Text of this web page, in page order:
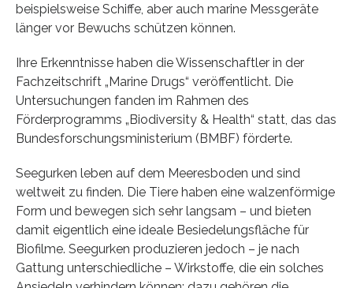
beispielsweise Schiffe, aber auch marine Messgeräte
länger vor Bewuchs schützen können.
Ihre Erkenntnisse haben die Wissenschaftler in der
Fachzeitschrift „Marine Drugs“ veröffentlicht. Die
Untersuchungen fanden im Rahmen des
Förderprogramms „Biodiversity & Health“ statt, das das
Bundesforschungsministerium (BMBF) förderte.
Seegurken leben auf dem Meeresboden und sind
weltweit zu finden. Die Tiere haben eine walzenförmige
Form und bewegen sich sehr langsam – und bieten
damit eigentlich eine ideale Besiedelungsfläche für
Biofilme. Seegurken produzieren jedoch – je nach
Gattung unterschiedliche – Wirkstoffe, die ein solches